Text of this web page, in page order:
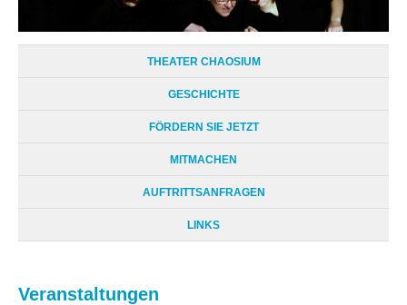
THEATER CHAOSIUM
GESCHICHTE
FÖRDERN SIE JETZT
MITMACHEN
AUFTRITTSANFRAGEN
LINKS
Veranstaltungen